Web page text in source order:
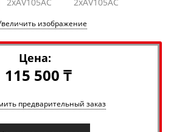
изображение
Цена:
115 500 ₸
предварительный заказ